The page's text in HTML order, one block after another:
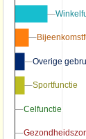
Overige
Overige
Sportfunctie
Sportfunctie
Celfunctie
Celfunctie